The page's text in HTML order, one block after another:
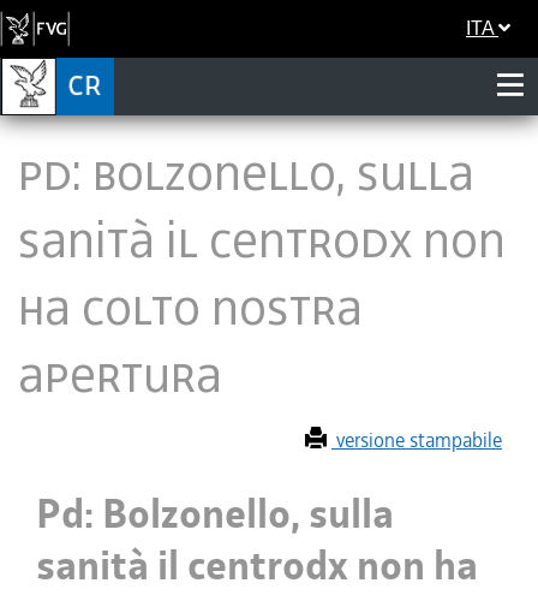
ITA
Pd: Bolzonello, sulla
sanità il centrodx non
ha colto nostra
apertura
versione stampabile
Pd: Bolzonello, sulla
sanità il centrodx non ha